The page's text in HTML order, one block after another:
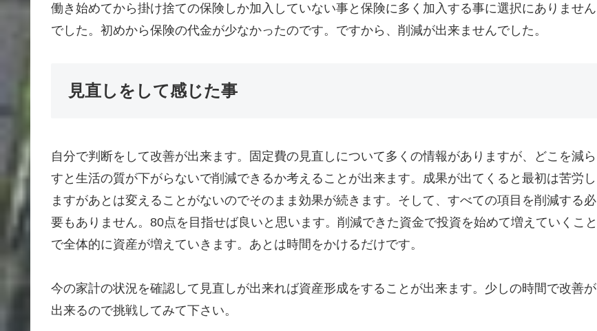
働き始めてから掛け捨ての保険しか加入していない事と保険に多く加入する事に選択にありません
でした。初めから保険の代金が少なかったのです。ですから、削減が出来ませんでした。
見直しをして感じた事
自分で判断をして改善が出来ます。固定費の見直しについて多くの情報がありますが、どこを減ら
すと生活の質が下がらないで削減できるか考えることが出来ます。成果が出てくると最初は苦労し
ますがあとは変えることがないのでそのまま効果が続きます。そして、すべての項目を削減する必
要もありません。80点を目指せば良いと思います。削減できた資金で投資を始めて増えていくこと
で全体的に資産が増えていきます。あとは時間をかけるだけです。
今の家計の状況を確認して見直しが出来れば資産形成をすることが出来ます。少しの時間で改善が
出来るので挑戦してみて下さい。